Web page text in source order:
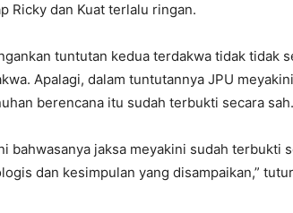
Ricky dan Kuat terlalu ringan.
tuntutan kedua terdakwa tidak tidak
Apalagi, dalam tuntutannya JPU
berencana itu sudah terbukti secara sah.
bahwasanya jaksa meyakini sudah terbukti
dan kesimpulan yang disampaikan,”